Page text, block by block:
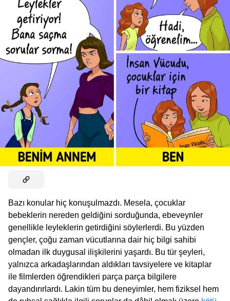
Bazı konular hiç konuşulmazdı. Mesela, çocuklar
bebeklerin nereden geldiğini sorduğunda, ebeveynler
genellikle leyleklerin getirdiğini söylerlerdi. Bu yüzden
gençler, çoğu zaman vücutlarına dair hiç bilgi sahibi
olmadan ilk duygusal ilişkilerini yaşardı. Bu tür şeyleri,
yalnızca arkadaşlarından aldıkları tavsiyelere ve kitaplar
ile filmlerden öğrendikleri parça parça bilgilere
dayandırırlardı. Lakin tüm bu deneyimler, hem fiziksel hem